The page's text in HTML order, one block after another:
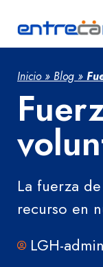
Inicio» Blog »
La fuerza
recurso en
LGH-admin